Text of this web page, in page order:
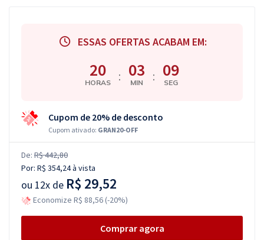
Atendimento ESSAS OFERTAS ACABAM EM:
20
HORAS : 03
MIN : 08
SEG
Cupom de 20% de desconto
Cupom ativado: GRAN20-OFF
De: R$ 442,80
Por: R$ 354,24à vista
ou 12x de R$ 29,52
Economize R$ 88,56 (-20%)
Comprar agora